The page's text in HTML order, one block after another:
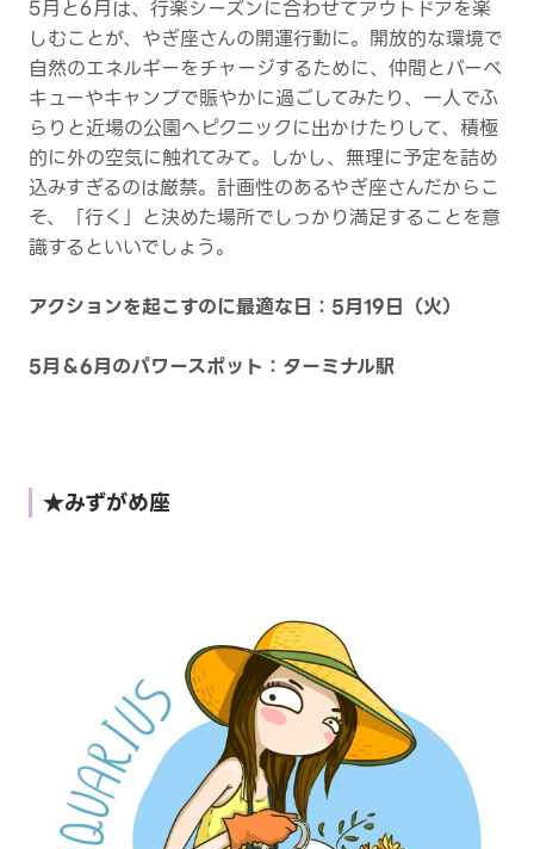
5月と6月は、行楽シーズンに合わせてアウトドアを楽
しむことが、やぎ座さんの開運行動に。開放的な環境で
自然のエネルギーをチャージするために、仲間とバーベ
キューやキャンプで賑やかに過ごしてみたり、一人でふ
らりと近場の公園へピクニックに出かけたりして、積極
的に外の空気に触れてみて。しかし、無理に予定を詰め
込みすぎるのは厳禁。計画性のあるやぎ座さんだからこ
そ、「行く」と決めた場所でしっかり満足することを意
識するといいでしょう。
アクションを起こすのに最適な日：5月19日（火）
5月＆6月のパワースポット：ターミナル駅
★みずがめ座